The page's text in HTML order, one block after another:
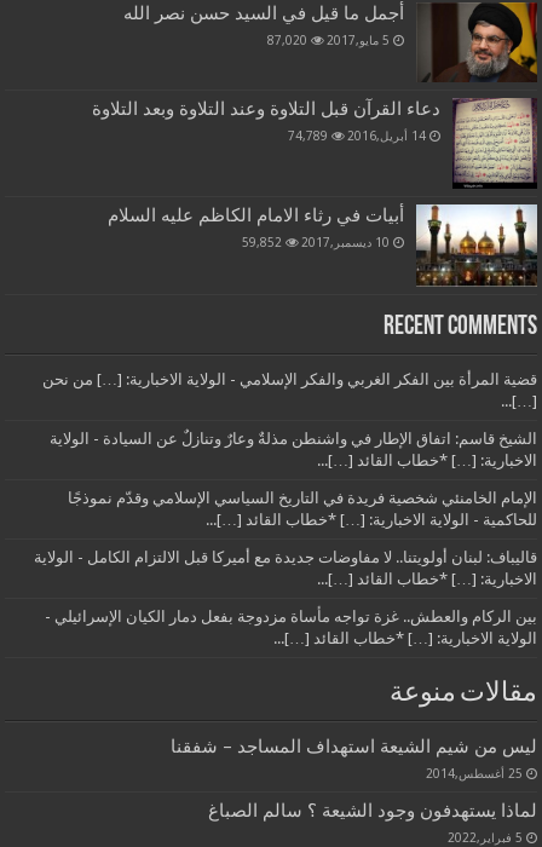
أجمل ما قيل في السيد حسن نصر الله
5 مايو,2017 87,020
دعاء القرآن قبل التلاوة وعند التلاوة وبعد التلاوة
14 أبريل,2016 74,789
أبيات في رثاء الامام الكاظم عليه السلام
10 ديسمبر,2017 59,852
Recent Comments
قضية المرأة بين الفكر الغربي والفكر الإسلامي - الولاية الاخبارية: […] من نحن
[…]...
الشيخ قاسم: اتفاق الإطار في واشنطن مذلةٌ وعارٌ وتنازلٌ عن السيادة - الولاية
الاخبارية: […] *خطاب القائد […]...
الإمام الخامنئي شخصية فريدة في التاريخ السياسي الإسلامي وقدّم نموذجًا
للحاكمية - الولاية الاخبارية: […] *خطاب القائد […]...
قاليباف: لبنان أولويتنا.. لا مفاوضات جديدة مع أميركا قبل الالتزام الكامل - الولاية
الاخبارية: […] *خطاب القائد […]...
بين الركام والعطش.. غزة تواجه مأساة مزدوجة بفعل دمار الكيان الإسرائيلي -
الولاية الاخبارية: […] *خطاب القائد […]...
مقالات منوعة
ليس من شيم الشيعة استهداف المساجد – شفقنا
25 أغسطس,2014
لماذا يستهدفون وجود الشيعة ؟ سالم الصباغ
5 فبراير,2022